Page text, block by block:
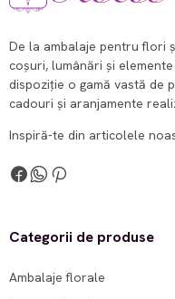
De la ambalaje pentru flori
coșuri, lumânări și
dispoziție o gamă vastă de
cadouri și aranjamente
Inspiră-te din articolele
Categorii de produse
Ambalaje florale